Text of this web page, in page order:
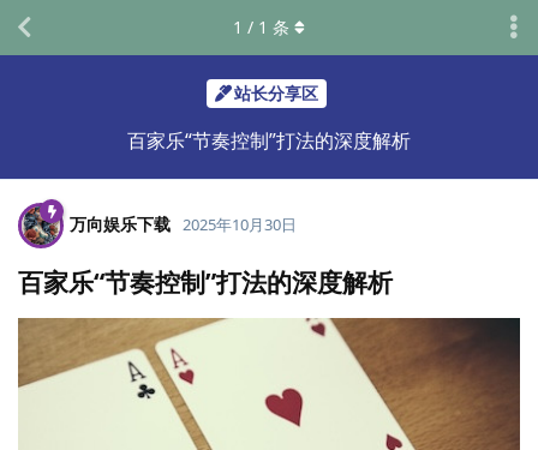
站长分享区
百家乐“节奏控制”打法的深度解析
1 / 1 条
万向娱乐下载 2025年10月30日
百家乐“节奏控制”打法的深度解析